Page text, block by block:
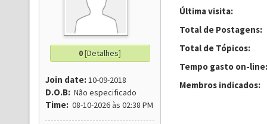
0[Detalhes]
Join date:10-09-2018
D.O.B: Não especificado
Time: 08-10-2026 às 02:38 PM
Última visita:
Total de Postagens:
Total de Tópicos:
Tempo gasto on-line:
Membros indicados: